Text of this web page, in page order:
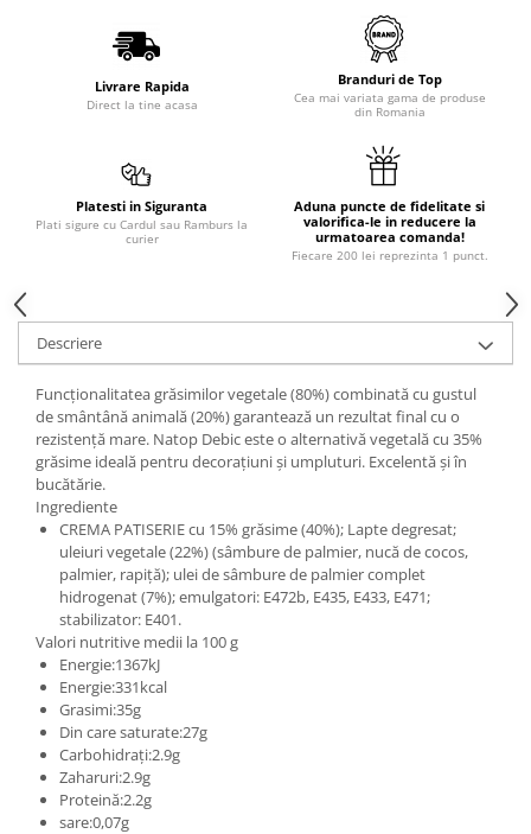
Livrare Rapida
Direct la tine acasa
Branduri de Top
Cea mai variata gama de produse
din Romania
Platesti in Siguranta
Plati sigure cu Cardul sau Ramburs la
curier
Aduna puncte de fidelitate si
valorifica-le in reducere la
urmatoarea comanda!
Fiecare 200 lei reprezinta 1 punct.
Descriere
Funcționalitatea grăsimilor vegetale (80%) combinată cu gustul
de smântână animală (20%) garantează un rezultat final cu o
rezistență mare. Natop Debic este o alternativă vegetală cu 35%
grăsime ideală pentru decorațiuni și umpluturi. Excelentă și în
bucătărie.
Ingrediente
CREMA PATISERIE cu 15% grăsime (40%); Lapte degresat;
uleiuri vegetale (22%) (sâmbure de palmier, nucă de cocos,
palmier, rapiță); ulei de sâmbure de palmier complet
hidrogenat (7%); emulgatori: E472b, E435, E433, E471;
stabilizator: E401.
Valori nutritive medii la 100 g
Energie:1367kJ
Energie:331kcal
Grasimi:35g
Din care saturate:27g
Carbohidrați:2.9g
Zaharuri:2.9g
Proteină:2.2g
sare:0,07g